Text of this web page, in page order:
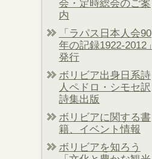
会・定時総会のご案
内
「ラパス日本人会90
年の記録1922-2012」
発行
ボリビア出身日系詩
人ペドロ・シモセ訳
詩集出版
ボリビアに関する書
籍、イベント情報
ボリビアを知ろう